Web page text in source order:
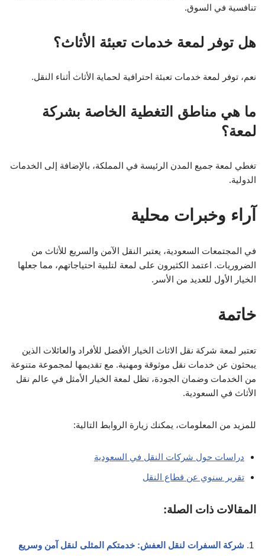
تنافسية في السوق.
هل توفر لمعة خدمات تعبئة الأثاث؟
نعم، توفر لمعة خدمات تعبئة احترافية لحماية الأثاث أثناء النقل.
ما هي مناطق التغطية الخاصة بشركة
لمعة؟
تغطي لمعة جميع المدن الرئيسة في المملكة، بالإضافة إلى الخدمات
الدولية.
آراء وخبرات محلية
في المجتمعات السعودية، يعتبر النقل الآمن والسريع للأثاث من
الضروريات. اعتمد الكثيرون على لمعة لتلبية احتياجاتهم، مما جعلها
الخيار الأول للعديد من الأسر.
خاتمة
تعتبر لمعة شركة نقل الاثاث الخيار الأفضل للأفراد والعائلات الذين
يبحثون عن خدمات نقل موثوقة ومهنية. مع تقديمها لمجموعة متنوعة
من الخدمات وضمان الجودة، تظل لمعة الخيار الأمثل في عالم نقل
الأثاث في السعودية.
للمزيد من المعلومات، يمكنك زيارة الروابط التالية:
دراسات حول شركات النقل في السعودية
تقرير سنوي عن قطاع النقل
المقالات ذات الصلة:
شركة السفرات لنقل العفش: خدمتكم المثلى لنقل آمن وسريع